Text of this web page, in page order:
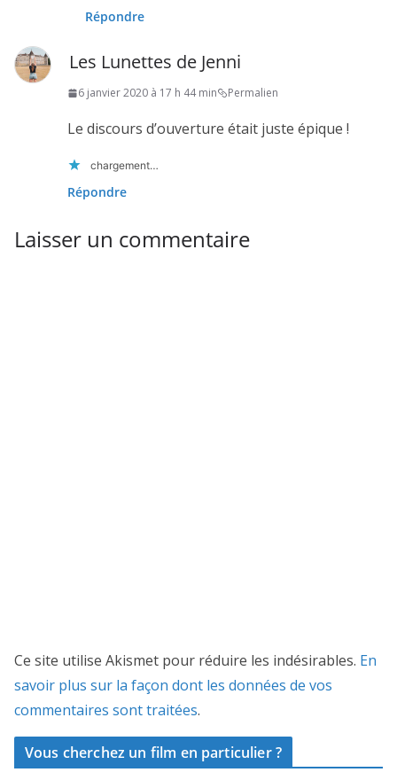
Répondre
Les Lunettes de Jenni
6 janvier 2020 à 17 h 44 min Permalien
Le discours d’ouverture était juste épique !
chargement…
Répondre
Laisser un commentaire
Ce site utilise Akismet pour réduire les indésirables. En
savoir plus sur la façon dont les données de vos
commentaires sont traitées.
Vous cherchez un film en particulier ?